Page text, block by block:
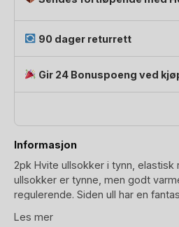
Merino
|
Varm,
tynn
ullsokk
antall
90 dager returrett
Gir 24 Bonuspoeng ved
Informasjon
2pk Hvite ullsokker i tynn, elastisk
ullsokker er tynne, men godt
regulerende. Siden ull har en
vinter.
Les mer